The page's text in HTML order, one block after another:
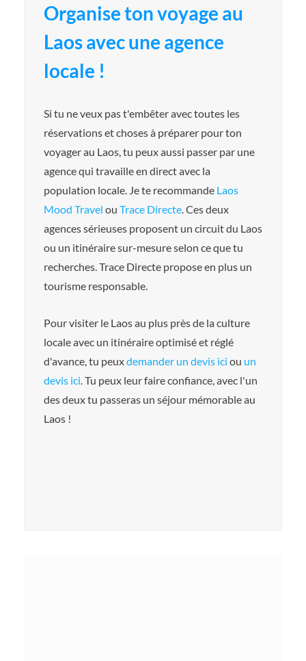
Organise ton voyage au
Laos avec une agence
locale !
Si tu ne veux pas t'embêter avec toutes les
réservations et choses à préparer pour ton
voyager au Laos, tu peux aussi passer par une
agence qui travaille en direct avec la
population locale. Je te recommande Laos
Mood Travel ou Trace Directe . Ces deux
agences sérieuses proposent un circuit du Laos
ou un itinéraire sur-mesure selon ce que tu
recherches. Trace Directe propose en plus un
tourisme responsable.
Pour visiter le Laos au plus près de la culture
locale avec un itinéraire optimisé et réglé
d'avance, tu peuxdemander un devis ici ou un
devis ici . Tu peux leur faire confiance, avec l'un
des deux tu passeras un séjour mémorable au
Laos !